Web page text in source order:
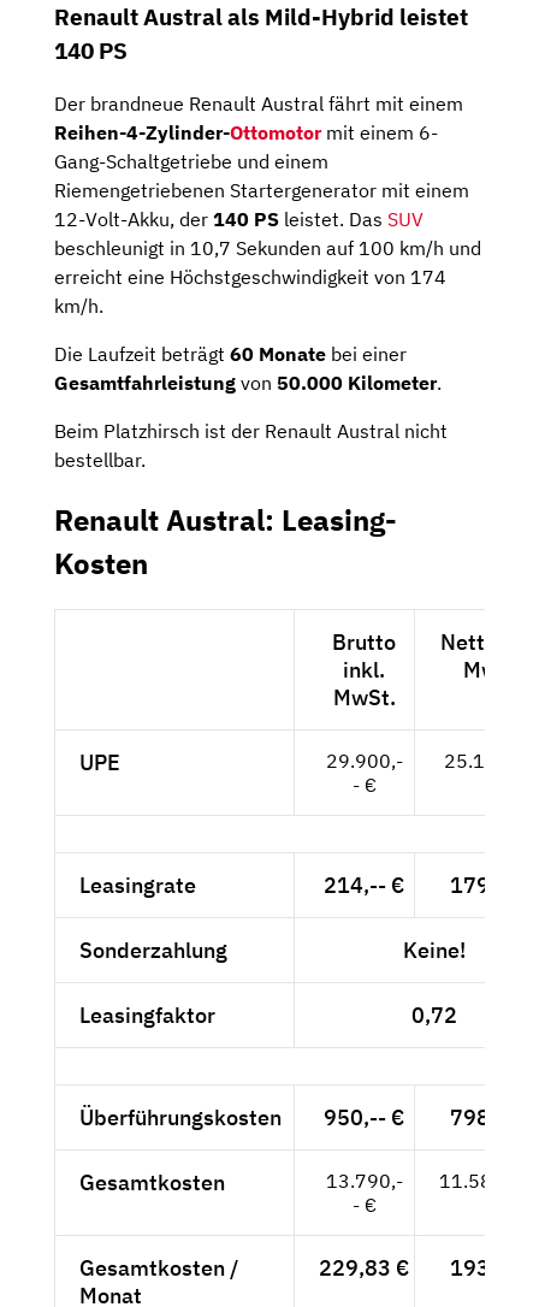
Renault Austral als Mild-Hybrid leistet
140 PS
Der brandneue Renault Austral fährt mit einem
Reihen-4-Zylinder-Ottomotor mit einem 6-
Gang-Schaltgetriebe und einem
Riemengetriebenen Startergenerator mit einem
12-Volt-Akku, der 140 PS leistet. Das SUV
beschleunigt in 10,7 Sekunden auf 100 km/h und
erreicht eine Höchstgeschwindigkeit von 174
km/h.
Die Laufzeit beträgt 60 Monate bei einer
Gesamtfahrleistung von 50.000 Kilometer.
Beim Platzhirsch ist der Renault Austral nicht
bestellbar.
Renault Austral: Leasing-
Kosten
Brutto
inkl.
MwSt.
Netto
MwSt.
UPE
29.900,-
- €
25.126,--
Leasingrate 214,-- € 179,83 €
Sonderzahlung Keine!
Leasingfaktor 0,72
Überführungskosten 950,-- € 798,32 €
Gesamtkosten
13.790,-
- €
11.588,24
Gesamtkosten /
Monat
229,83 € 193,14 €